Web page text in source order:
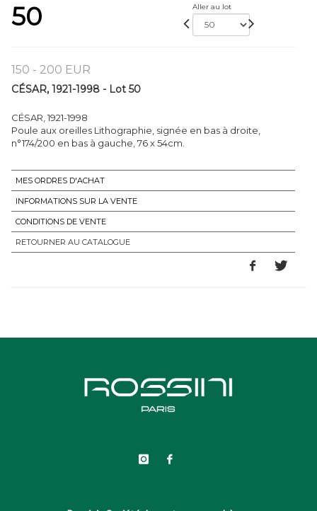
50 Aller au lot
150 - 200 EUR
CÉSAR, 1921-1998 - Lot 50
CÉSAR, 1921-1998
Poule aux oreilles Lithographie, signée en bas à droite,
n°174/200 en bas à gauche, 76 x 54cm.
MES ORDRES D'ACHAT
INFORMATIONS SUR LA VENTE
CONDITIONS DE VENTE
RETOURNER AU CATALOGUE